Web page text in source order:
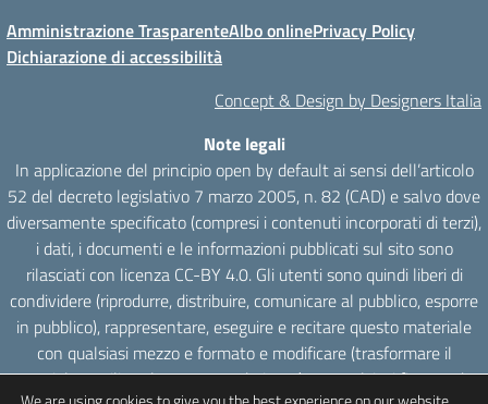
Amministrazione TrasparenteAlbo onlinePrivacy Policy
Dichiarazione di accessibilità
Concept & Design by Designers Italia
Note legali
In applicazione del principio open by default ai sensi dell’articolo
52 del decreto legislativo 7 marzo 2005, n. 82 (CAD) e salvo dove
diversamente specificato (compresi i contenuti incorporati di terzi),
i dati, i documenti e le informazioni pubblicati sul sito sono
rilasciati con licenza CC-BY 4.0. Gli utenti sono quindi liberi di
condividere (riprodurre, distribuire, comunicare al pubblico, esporre
in pubblico), rappresentare, eseguire e recitare questo materiale
con qualsiasi mezzo e formato e modificare (trasformare il
materiale e utilizzarlo per opere derivate) per qualsiasi fine, anche